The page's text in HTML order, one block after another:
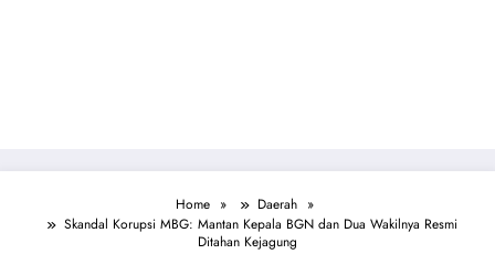
Home
Daerah
Skandal Korupsi MBG: Mantan Kepala BGN dan Dua Wakilnya Resmi
Ditahan Kejagung